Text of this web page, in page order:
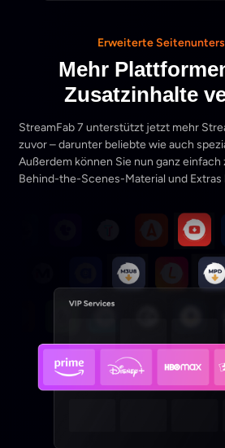
Erweiterte
Mehr
Zusatzinhalte
StreamFab 7 unterstützt jetzt mehr
zuvor – darunter beliebte wie auch
Außerdem können Sie nun ganz
Behind-the-Scenes-Material und Extras